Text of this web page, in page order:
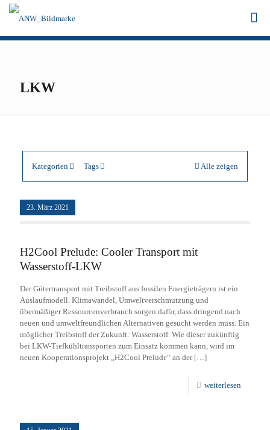
LKW
Kategorien Tags Alle zeigen
23. März 2021
H2Cool Prelude: Cooler Transport mit
Wasserstoff-LKW
Der Gütertransport mit Treibstoff aus fossilen Energieträgern ist ein
Auslaufmodell. Klimawandel, Umweltverschmutzung und
übermäßiger Ressourcenverbrauch sorgen dafür, dass dringend nach
neuen und umweltfreundlichen Alternativen gesucht werden muss. Ein
möglicher Treibstoff der Zukunft: Wasserstoff. Wie dieser zukünftig
bei LKW-Tiefkühltransporten zum Einsatz kommen kann, wird im
neuen Kooperationsprojekt „H2Cool Prelude“ an der[…]
weiterlesen